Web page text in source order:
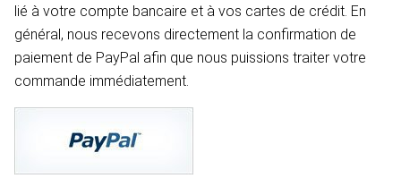
lié à votre compte bancaire et à vos cartes de crédit. En
général, nous recevons directement la confirmation de
paiement de PayPal afin que nous puissions traiter votre
commande immédiatement.